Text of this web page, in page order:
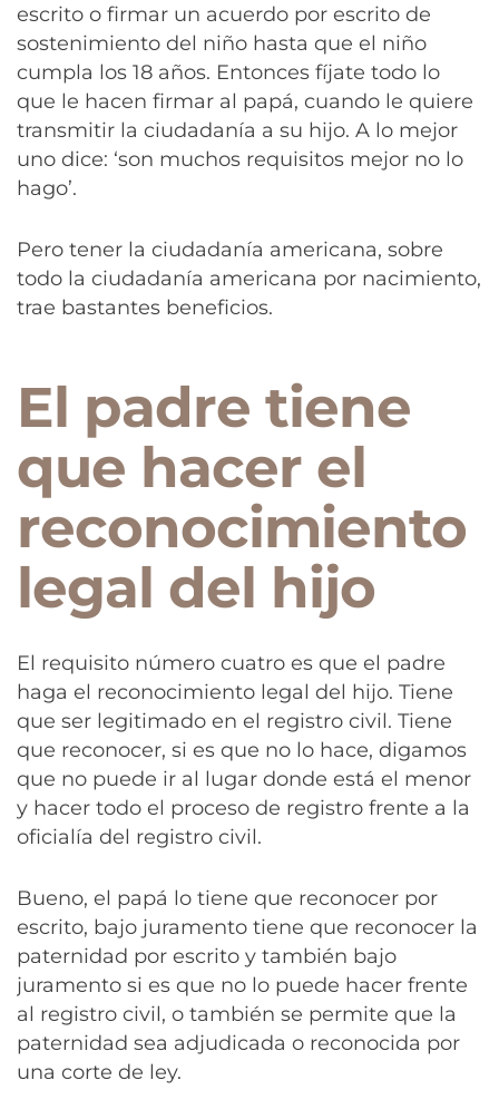
escrito o firmar un acuerdo por escrito de
sostenimiento del niño hasta que el niño
cumpla los 18 años. Entonces fíjate todo lo
que le hacen firmar al papá, cuando le quiere
transmitir la ciudadanía a su hijo. A lo mejor
uno dice: ‘son muchos requisitos mejor no lo
hago’.
Pero tener la ciudadanía americana, sobre
todo la ciudadanía americana por nacimiento,
trae bastantes beneficios.
El padre tiene
que hacer el
reconocimiento
legal del hijo
El requisito número cuatro es que el padre
haga el reconocimiento legal del hijo. Tiene
que ser legitimado en el registro civil. Tiene
que reconocer, si es que no lo hace, digamos
que no puede ir al lugar donde está el menor
y hacer todo el proceso de registro frente a la
oficialía del registro civil.
Bueno, el papá lo tiene que reconocer por
escrito, bajo juramento tiene que reconocer la
paternidad por escrito y también bajo
juramento si es que no lo puede hacer frente
al registro civil, o también se permite que la
paternidad sea adjudicada o reconocida por
una corte de ley.